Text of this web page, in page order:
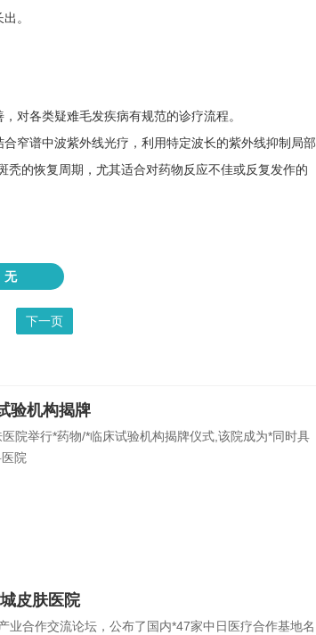
。
对各类疑难毛发疾病有规范的诊疗流程。
窄谱中波紫外线光疗，利用特定波长的紫外线抑制局部
的恢复周期，尤其适合对药物反应不佳或反复发作的
无
下一页
验机构揭牌
院举行*药物/*临床试验机构揭牌仪式,该院成为*同时具
院
皮肤医院
业合作交流论坛，公布了国内*47家中日医疗合作基地名